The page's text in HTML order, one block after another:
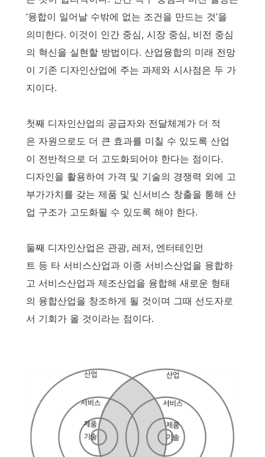
‘융합이 일어날 수밖에 없는 조건을 만드는 것’을
의미한다. 이것이 인간 중심, 시장 중심, 비전 중심
의 혁신을 실현할 방법이다. 산업융합의 미래 전망
이 기존 디자인산업에 주는 과제와 시사점은 두 가
지이다.
첫째 디자인산업의 공급자와 전달체계가 더 적
은 자원으로도 더 큰 효과를 미칠 수 있도록 산업
이 전반적으로 더 고도화되어야 한다는 점이다.
디자인을 활용하여 가격 및 기술의 경쟁력 외에 고
부가가치를 갖는 제품 및 신서비스 창출을 통해 산
업 구조가 고도화될 수 있도록 해야 한다.
둘째 디자인산업은 관광, 레저, 엔터테인먼
트 등 타 서비스산업과 이종 서비스산업을 융합하
고 서비스산업과 제조산업을 융합해 새로운 형태
의 융합산업을 창조하게 될 것이며 그때 선도자로
서 기회가 올 것이라는 점이다.